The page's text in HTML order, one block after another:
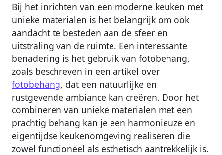
Bij het inrichten van een moderne keuken met
unieke materialen is het belangrijk om ook
aandacht te besteden aan de sfeer en
uitstraling van de ruimte. Een interessante
benadering is het gebruik van fotobehang,
zoals beschreven in een artikel over
fotobehang, dat een natuurlijke en
rustgevende ambiance kan creëren. Door het
combineren van unieke materialen met een
prachtig behang kan je een harmonieuze en
eigentijdse keukenomgeving realiseren die
zowel functioneel als esthetisch aantrekkelijk is.